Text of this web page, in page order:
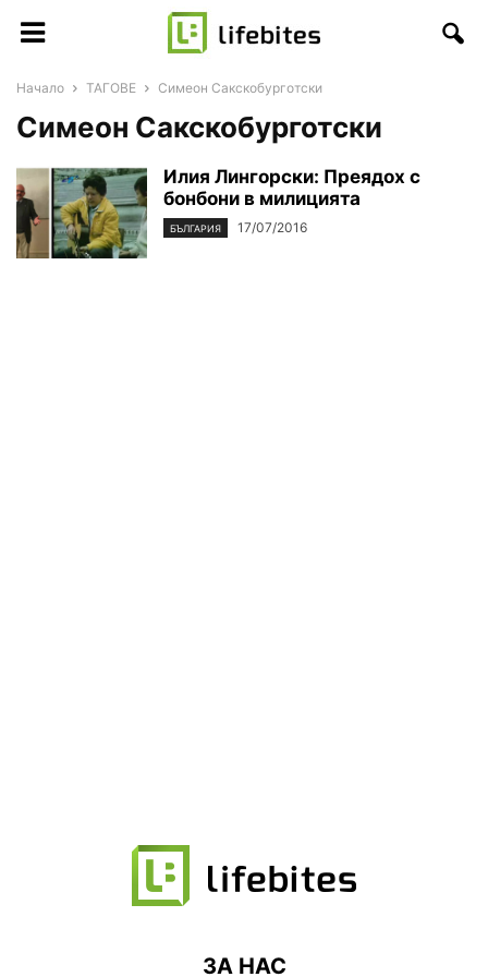
Начало ТАГОВЕ Симеон Сакскобурготски
Симеон Сакскобурготски
Илия Лингорски: Преядох с
бонбони в милицията
БЪЛГАРИЯ 17/07/2016
ЗА НАС